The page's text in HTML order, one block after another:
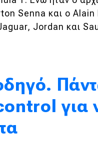
Senna και ο
Jordan και
για